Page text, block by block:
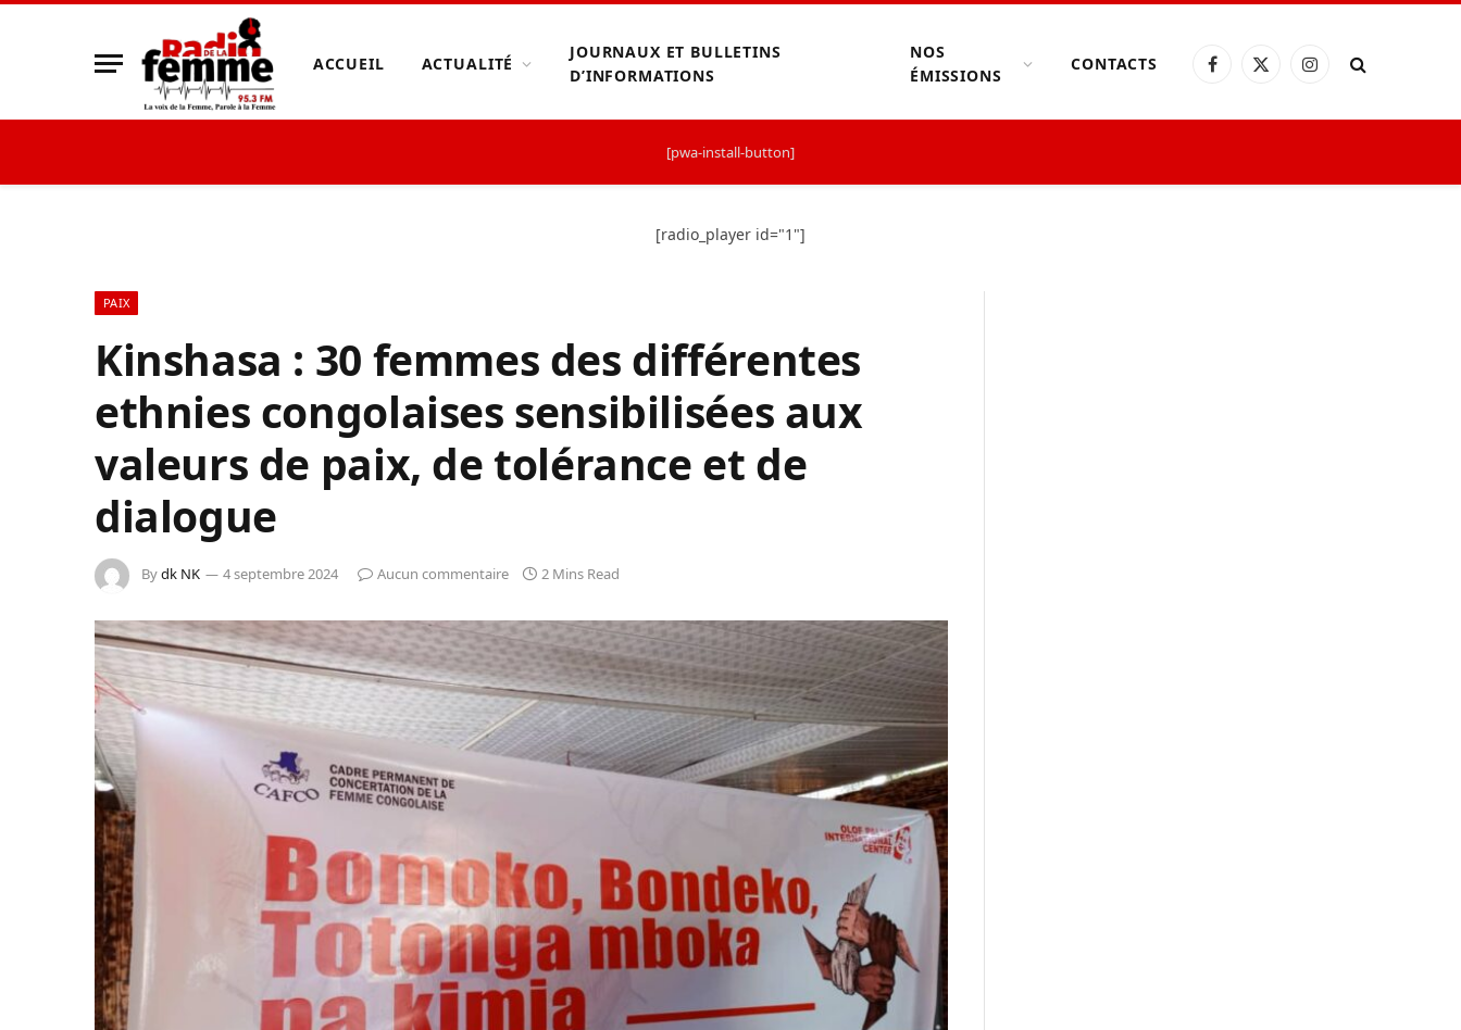
ACCUEIL ACTUALITÉ
JOURNAUX ET BULLETINS
D’INFORMATIONS
NOS
ÉMISSIONS
CONTACTS Facebook
X
Instagram
[pwa-install-button]
[radio_player id="1"]
PAIX
Kinshasa : 30 femmes des différentes
ethnies congolaises sensibilisées aux
valeurs de paix, de tolérance et de
dialogue
Bydk NK 4 septembre 2024 Aucun commentaire 2 Mins Read